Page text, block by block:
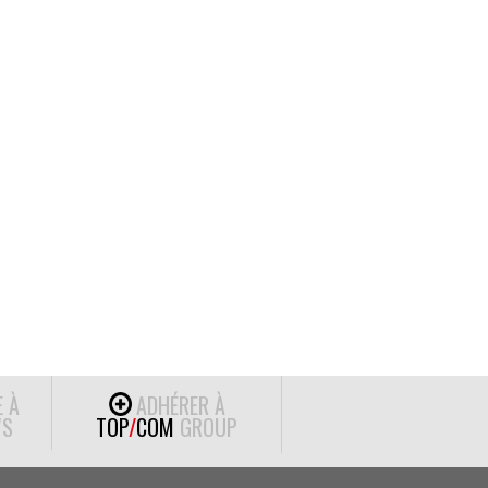
À ADHÉRER À
TOP/COM GROUP